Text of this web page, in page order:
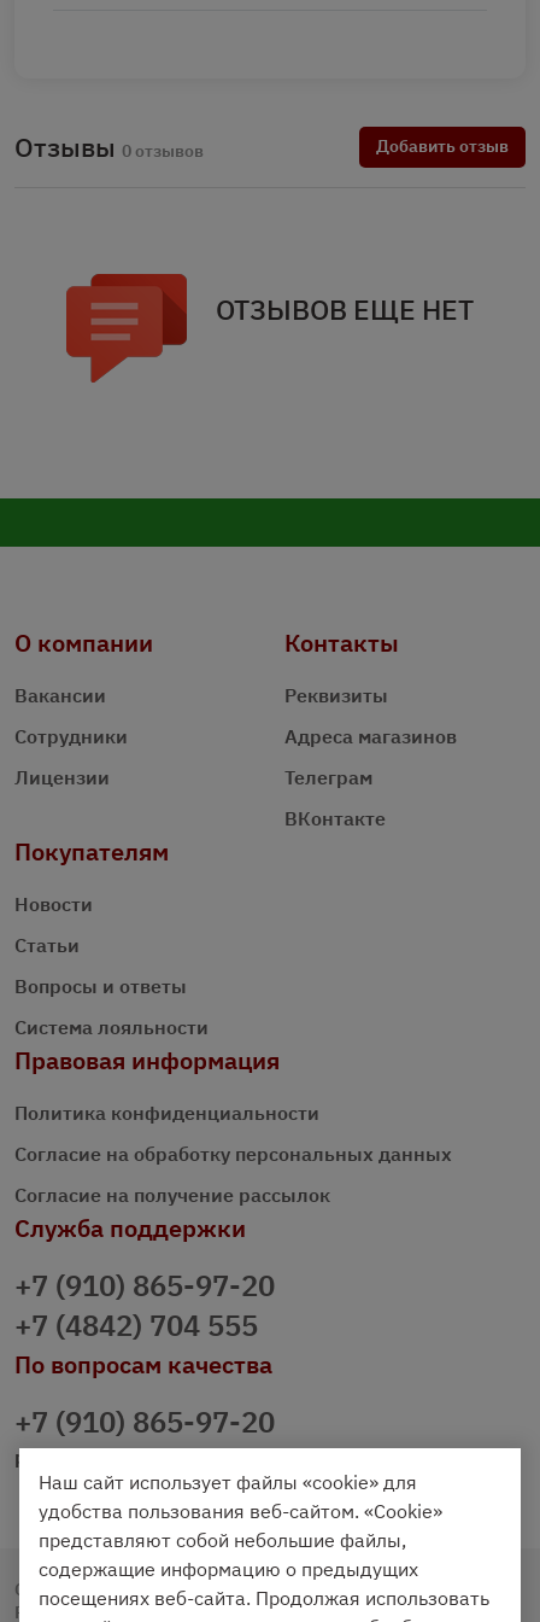
Отзывы 0 отзывов Добавить отзыв
ОТЗЫВОВ ЕЩЕ НЕТ
О компании
Вакансии
Сотрудники
Лицензии
Контакты
Реквизиты
Адреса магазинов
Телеграм
ВКонтакте
Покупателям
Новости
Статьи
Вопросы и ответы
Система лояльности
Правовая информация
Политика конфиденциальности
Согласие на обработку персональных данных
Согласие на получение рассылок
Служба поддержки
+7 (910) 865-97-20
+7 (4842) 704 555
По вопросам качества
+7 (910) 865-97-20
prazdnichniy40@palmi.ru
Copyright © 2020 - 2026. Праздничный Стол.
Разработка и продвижение - Vegas Studio
Наш сайт использует файлы «cookie» для
удобства пользования веб-сайтом. «Cookie»
представляют собой небольшие файлы,
содержащие информацию о предыдущих
посещениях веб-сайта. Продолжая использовать